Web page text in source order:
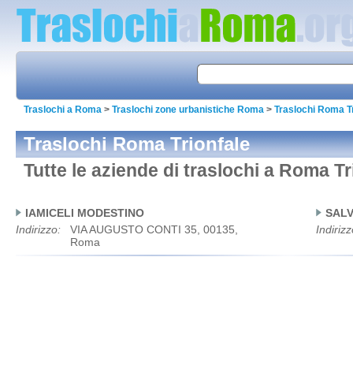
Traslochi a Roma > Traslochi zone urbanistiche Roma > Traslochi Roma
Traslochi Roma Trionfale
Tutte le aziende di traslochi a Roma
IAMICELI MODESTINO
Indirizzo:
VIA AUGUSTO CONTI 35, 00135,
Roma